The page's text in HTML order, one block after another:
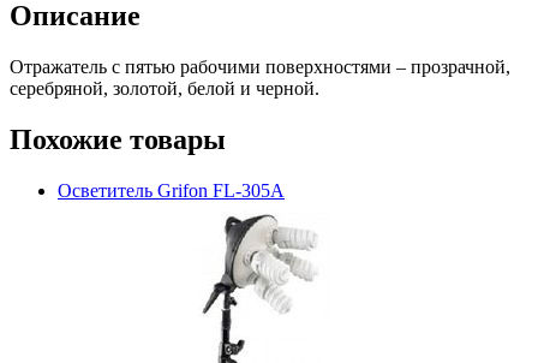
Описание
Отражатель с пятью рабочими поверхностями – прозрачной,
серебряной, золотой, белой и черной.
Похожие товары
Осветитель Grifon FL-305A